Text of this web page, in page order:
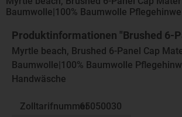
Baumwolle|100% Baumwolle
Produktinformationen "Brushed 6-
Myrtle beach, Brushed 6-Panel Cap
Baumwolle|100% Baumwolle
Handwäsche
Zolltarifnummer65050030